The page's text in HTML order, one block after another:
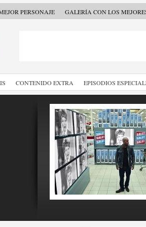
PERSONAJE GALERÍA CON LOS
CONTENIDO EXTRA EPISODIOS